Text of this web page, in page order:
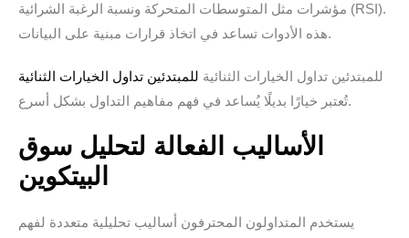
مؤشرات مثل المتوسطات المتحركة ونسبة الرغبة الشرائية (RSI).
هذه الأدوات تساعد في اتخاذ قرارات مبنية على البيانات.
للمبتدئين تداول الخيارات الثنائية للمبتدئين تداول الخيارات الثنائية
تُعتبر خيارًا بديلًا يُساعد في فهم مفاهيم التداول بشكل أسرع.
الأساليب الفعالة لتحليل سوق
البيتكوين
يستخدم المتداولون المحترفون أساليب تحليلية متعددة لفهم